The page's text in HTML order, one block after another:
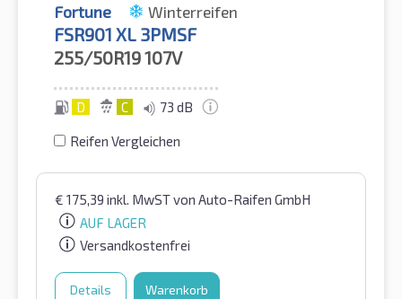
Fortune Winterreifen
FSR901 XL 3PMSF
255/50R19107V
D C 73 dB
Reifen Vergleichen
€ 175,39 inkl. MwSTvon Auto-Raifen GmbH
AUF LAGER
Versandkostenfrei
Details Warenkorb